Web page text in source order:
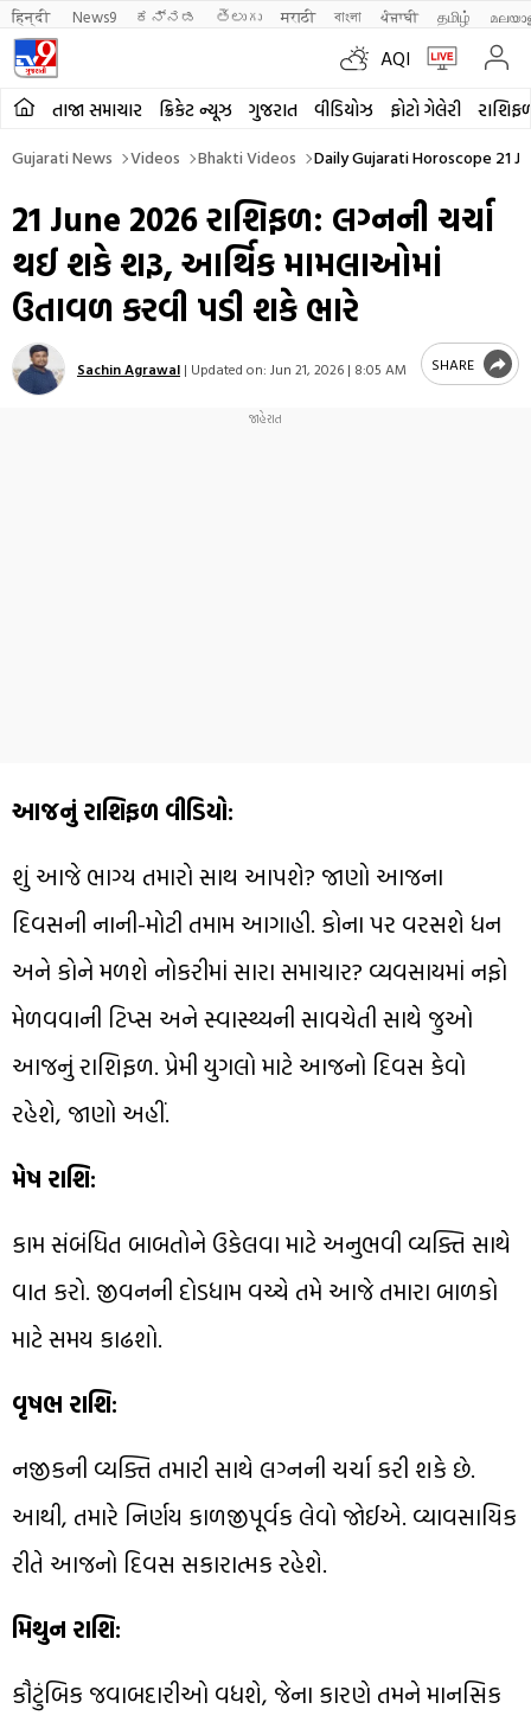
हिन्दी News9 ಕನ್ನಡ తెలుగు मराठी বাংলা ਪੰਜਾਬੀ தமிழ்
AQI
તાજા સમાચાર ક્રિકેટ ન્યૂઝ ગુજરાત વીડિયોઝ ફોટો ગેલેરી
Gujarati News Videos Bhakti Videos Daily Gujarati Horoscope 21
21 June 2026 રાશિફળ: લગ્નની ચર્ચા
થઈ શકે શરૂ, આર્થિક મામલાઓમાં
ઉતાવળ કરવી પડી શકે ભારે
Sachin Agrawal | Updated on: Jun 21, 2026 | 8:05 AM SHARE
આજનું રાશિફળ વીડિયો:
શું આજે ભાગ્ય તમારો સાથ આપશે? જાણો આજના
દિવસની નાની-મોટી તમામ આગાહી. કોના પર વરસશે ધન
અને કોને મળશે નોકરીમાં સારા સમાચાર? વ્યવસાયમાં નફો
મેળવવાની ટિપ્સ અને સ્વાસ્થ્યની સાવચેતી સાથે જુઓ
આજનું રાશિફળ. પ્રેમી યુગલો માટે આજનો દિવસ કેવો
રહેશે, જાણો અહીં.
મેષ રાશિ:
કામ સંબંધિત બાબતોને ઉકેલવા માટે અનુભવી વ્યક્તિ સાથે
વાત કરો. જીવનની દોડધામ વચ્ચે તમે આજે તમારા બાળકો
માટે સમય કાઢશો.
વૃષભ રાશિ:
નજીકની વ્યક્તિ તમારી સાથે લગ્નની ચર્ચા કરી શકે છે.
આથી, તમારે નિર્ણય કાળજીપૂર્વક લેવો જોઈએ. વ્યાવસાયિક
રીતે આજનો દિવસ સકારાત્મક રહેશે.
મિથુન રાશિ:
કૌટુંબિક જવાબદારીઓ વધશે, જેના કારણે તમને માનસિક